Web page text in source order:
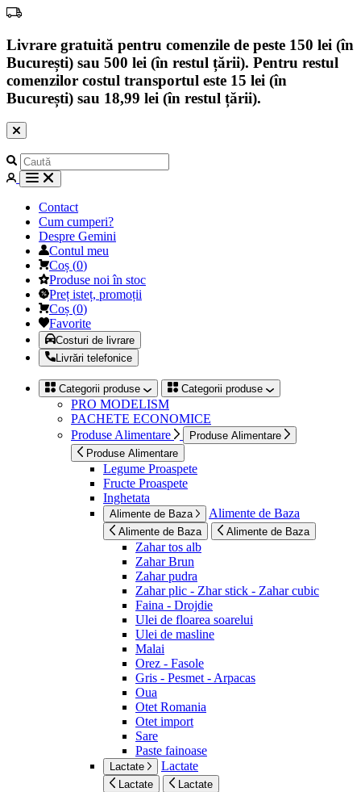
Livrare gratuită pentru comenzile de peste 150 lei (în
București) sau 500 lei (în restul țării). Pentru restul
comenzilor costul transportul este 15 lei (în
București) sau 18,99 lei (în restul țării).
Contact
Cum cumperi?
Despre Gemini
Contul meu
Coș (0)
Produse noi în stoc
Preț isteț, promoții
Coș (0)
Favorite
Costuri de livrare
Livrări telefonice
Categorii produse Categorii produse
PRO MODELISM
PACHETE ECONOMICE
Produse Alimentare
Produse Alimentare
Produse Alimentare
Legume Proaspete
Fructe Proaspete
Inghetata
Alimente de Baza Alimente de Baza
Alimente de Baza Alimente de Baza
Zahar tos alb
Zahar Brun
Zahar pudra
Zahar plic - Zhar stick - Zahar cubic
Faina - Drojdie
Ulei de floarea soarelui
Ulei de masline
Malai
Orez - Fasole
Gris - Pesmet - Arpacas
Oua
Otet Romania
Otet import
Sare
Paste fainoase
Lactate Lactate
Lactate Lactate